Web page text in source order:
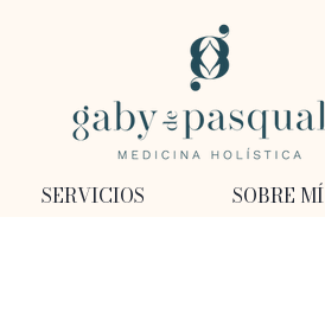
SERVICIOS SOBRE MÍ